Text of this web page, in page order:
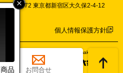
お問合せ
〒169-0072 東京都新宿区大久保2-4-12
個人情報保護方針
©2017 Yamakin Co.,Ltd.
品